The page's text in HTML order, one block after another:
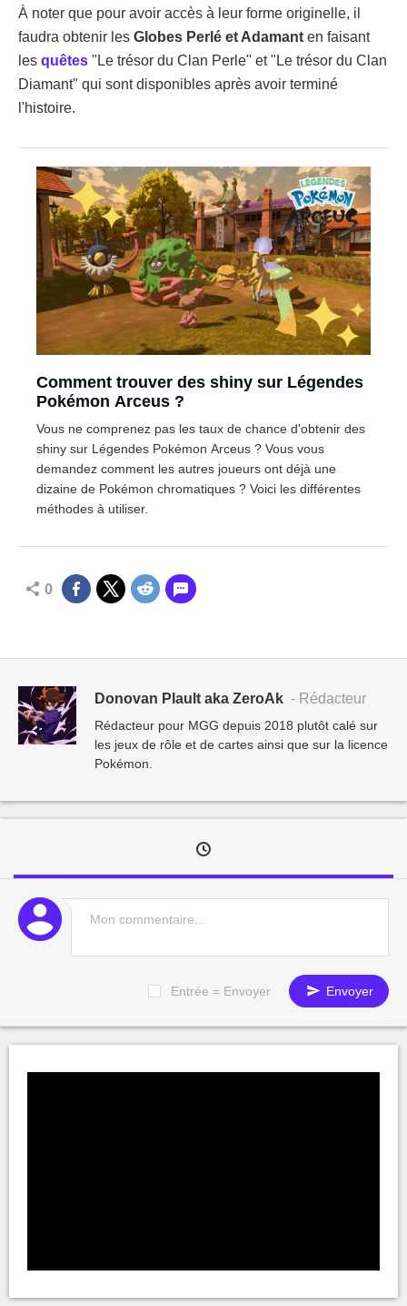
À noter que pour avoir accès à leur forme originelle, il
faudra obtenir les Globes Perlé et Adamant en faisant
les quêtes "Le trésor du Clan Perle" et "Le trésor du Clan
Diamant" qui sont disponibles après avoir terminé
l'histoire.
Comment trouver des shiny sur Légendes
Pokémon Arceus ?
Vous ne comprenez pas les taux de chance d'obtenir des
shiny sur Légendes Pokémon Arceus ? Vous vous
demandez comment les autres joueurs ont déjà une
dizaine de Pokémon chromatiques ? Voici les différentes
méthodes à utiliser.
0
Donovan Plault aka ZeroAk - Rédacteur
Rédacteur pour MGG depuis 2018 plutôt calé sur
les jeux de rôle et de cartes ainsi que sur la licence
Pokémon.
Entrée = Envoyer Envoyer